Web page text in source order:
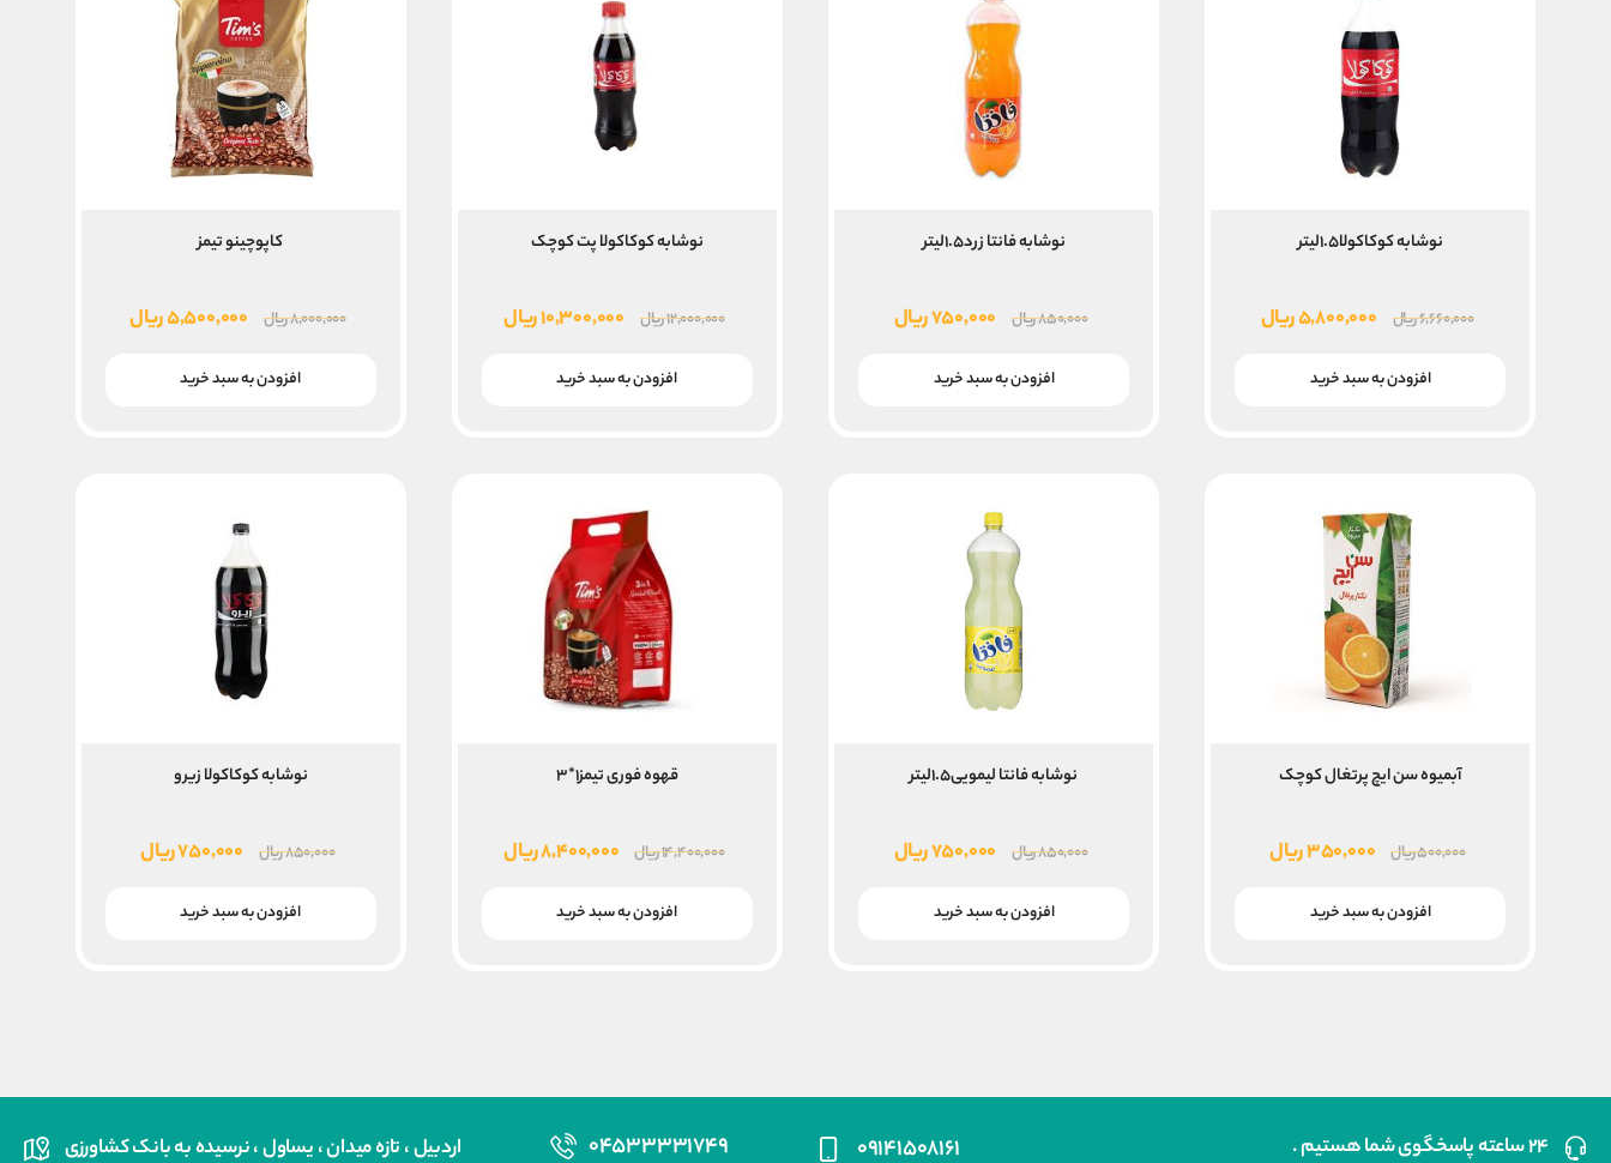
نوشابه کوکاکولا۱.۵لیتر
۶,۶۶۰,۰۰۰ریال
قیمت
۵,۸۰۰,۰۰۰ریالقیمت
افزودن به سبد خرید
نوشابه فانتا زرد۱.۵لیتر
۸۵۰,۰۰۰ریال
قیمت
۷۵۰,۰۰۰ریالقیمت
افزودن به سبد خرید
نوشابه کوکاکولا پت کوچک
۱۲,۰۰۰,۰۰۰ریال
قیمت
۱۰,۳۰۰,۰۰۰ریالقیمت
افزودن به سبد خرید
کاپوچینو تیمز
۸,۰۰۰,۰۰۰ریال
قیمت
۵,۵۰۰,۰۰۰ریالقیمت
افزودن به سبد خرید
آبمیوه سن ایچ پرتغال کوچک
۵۰۰,۰۰۰ریال قیمت
۵۰۰,۰۰۰ ریال
۳۵۰,۰۰۰ریالقیمت
افزودن به سبد خرید
نوشابه فانتا لیمویی۱.۵لیتر
۸۵۰,۰۰۰ریال
قیمت
۷۵۰,۰۰۰ریالقیمت
افزودن به سبد خرید
قهوه فوری تیمز۱*۳
۱۴,۴۰۰,۰۰۰ریال
قیمت
۸,۴۰۰,۰۰۰ریالقیمت
افزودن به سبد خرید
نوشابه کوکاکولا زیرو
۸۵۰,۰۰۰ریال
قیمت
۷۵۰,۰۰۰ریالقیمت
افزودن به سبد خرید
۲۴ ساعته پاسخگوی شما هستیم . ۰۹۱۴۱۵۰۸۱۶۱ ۰۴۵۳۳۳۳۱۷۴۹ اردبیل ، تازه میدان ، یساول ، نرسیده به بانک کشاورزی